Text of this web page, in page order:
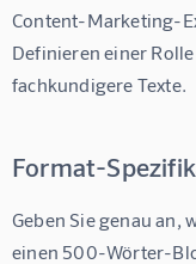
Content-Marketing-
Definieren einer
fachkundigere Texte.
Format-
Geben Sie genau an,
einen 500-Wörter-